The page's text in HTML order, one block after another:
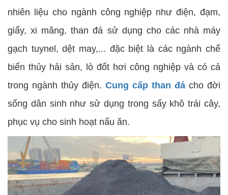
nhiên liệu cho ngành công nghiệp như điện, đạm,
giấy, xi măng, than đá sử dụng cho các nhà máy
gạch tuynel, dệt may,... đặc biệt là các ngành chế
biến thủy hải sản, lò đốt hơi công nghiệp và có cả
trong ngành thủy điện. Cung cấp than đá cho đời
sống dân sinh như sử dụng trong sấy khô trái cây,
phục vụ cho sinh hoạt nấu ăn.